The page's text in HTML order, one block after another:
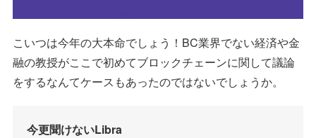
こいつは今年の大本命でしょう！BC業界でない経済や金
融の教授がここで初めてブロックチェーンに関して議論
をするなんてケースもあったのではないでしょうか。
今更聞けないLibra